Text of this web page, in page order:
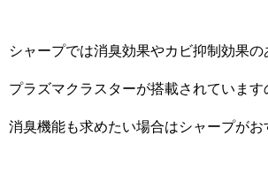
シャープでは消臭効果やカビ抑制効果の
プラズマクラスターが搭載されています
消臭機能も求めたい場合はシャープがお